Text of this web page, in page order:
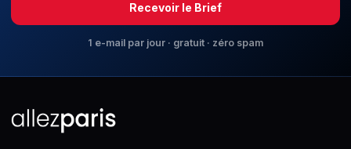
Recevoir le Brief
1 e-mail par jour · gratuit · zéro spam